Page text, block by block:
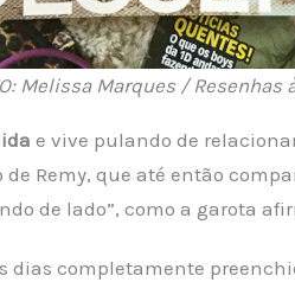
Melissa Marques / Resenhas
e vive pulando de
de Remy, que até então
de lado”, como a garota
dias completamente